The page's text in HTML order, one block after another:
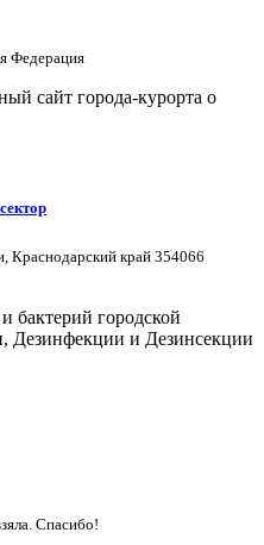
Федерация
сайт города-курорта о
Краснодарский край 354066
бактерий городской
Дезинфекции и Дезинсекции
Спасибо!